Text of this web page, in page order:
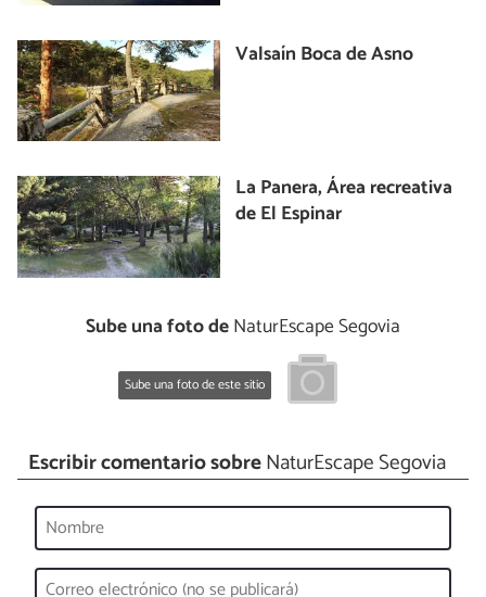
Valsaín Boca de Asno
La Panera, Área recreativa
de El Espinar
Sube una foto deNaturEscape Segovia
Sube una foto de este sitio
Escribir comentario sobreNaturEscape Segovia